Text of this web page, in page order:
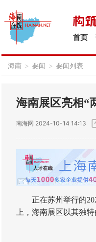
首页
海南 > 要闻 > 要闻列表
海南展区亮相“
南海网 2024-10-14 14:13
正在苏州举行的
上，海南展区以其独